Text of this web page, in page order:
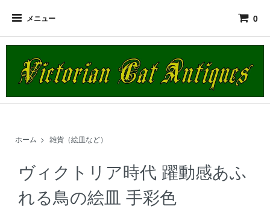
メニュー 0
ホーム > 雑貨（絵皿など）
ヴィクトリア時代 躍動感あふ
れる鳥の絵皿 手彩色